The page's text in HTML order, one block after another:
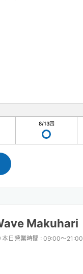
8/13四
Makuhari
本日營業時間 : 09:00〜21:00